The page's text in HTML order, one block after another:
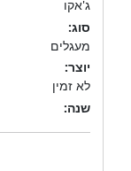
ג'אקו
סוג:
מעגלים
יוצר:
לא זמין
שנה: